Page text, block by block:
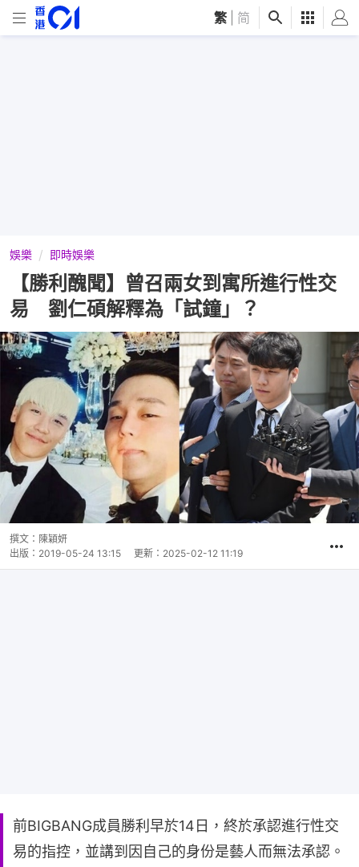
繁 简
娛樂 即時娛樂
【勝利醜聞】曾召兩女到寓所進行性交
易 劉仁碩解釋為「試鐘」？
撰文： 陳穎妍
出版： 2019-05-24 13:15 更新： 2025-02-12 11:19
前BIGBANG成員勝利早於14日，終於承認進行性交
易的指控，並講到因自己的身份是藝人而無法承認。